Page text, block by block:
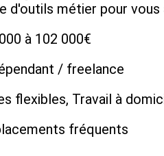
d'outils métier pour vous
à 102 000€
/ freelance
flexibles, Travail à
fréquents